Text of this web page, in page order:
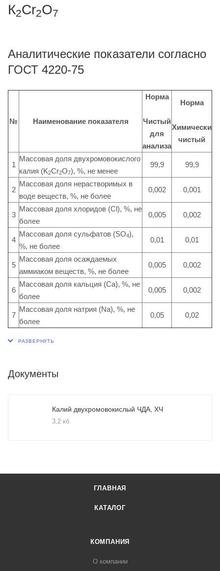
К2Cr2O7
Аналитические показатели согласно
ГОСТ 4220-75
№ Наименование показателя
Норма
Чистый
для
анализа
Норма
Химически
чистый
1
Массовая доля двухромовокислого
калия (K2Cr2O7), %, не менее
99,9 99,9
2
Массовая доля нерастворимых в
воде веществ, %, не более
0,002 0,001
3
Массовая доля хлоридов (Cl), %, не
более
0,005 0,002
4
Массовая доля сульфатов (SО4),
%, не более
0,01 0,01
5
Массовая доля осаждаемых
аммиаком веществ, %, не более
0,005 0,002
6
Массовая доля кальция (Ca), %, не
более
0,005 0,002
7
Массовая доля натрия (Na), %, не
более
0,05 0,02
Документы
Калий двухромовокислый ЧДА, ХЧ
3,2 кб
ГЛАВНАЯ
КАТАЛОГ
КОМПАНИЯ
О компании